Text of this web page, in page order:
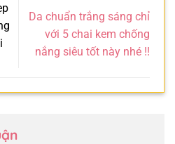
Da chuẩn trắng sáng chỉ
với 5 chai kem chống
nắng siêu tốt này nhé !!